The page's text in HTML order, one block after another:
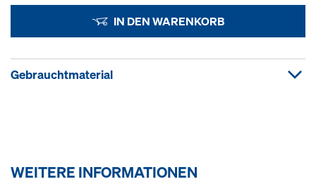
IN DEN WARENKORB
Gebrauchtmaterial
WEITERE INFORMATIONEN